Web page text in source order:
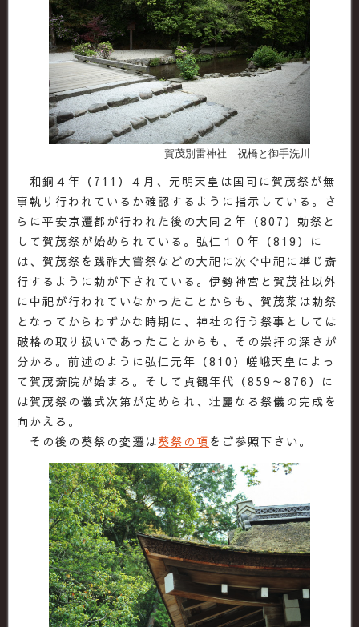
賀茂別雷神社 祝橋と御手洗川
和銅４年（711）４月、元明天皇は国司に賀茂祭が無
事執り行われているか確認するように指示している。さ
らに平安京遷都が行われた後の大同２年（807）勅祭と
して賀茂祭が始められている。弘仁１０年（819）に
は、賀茂祭を践祚大嘗祭などの大祀に次ぐ中祀に準じ斎
行するように勅が下されている。伊勢神宮と賀茂社以外
に中祀が行われていなかったことからも、賀茂菜は勅祭
となってからわずかな時期に、神社の行う祭事としては
破格の取り扱いであったことからも、その崇拝の深さが
分かる。前述のように弘仁元年（810）嵯峨天皇によっ
て賀茂斎院が始まる。そして貞観年代（859～876）に
は賀茂祭の儀式次第が定められ、壮麗なる祭儀の完成を
向かえる。
その後の葵祭の変遷は葵祭の項 をご参照下さい。